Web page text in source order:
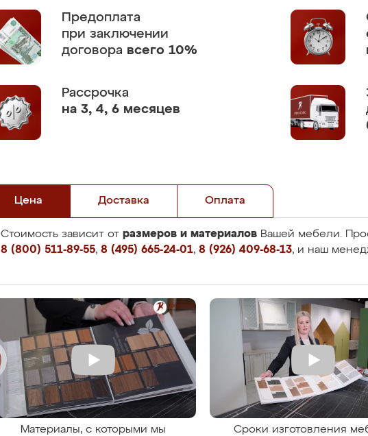
Предоплата
при заключении
договора всего 10%
Рассрочка
на 3, 4, 6 месяцев
Цена Доставка Оплата
Стоимость зависит от размеров и материалов Вашей мебели.
8 (800) 511-89-55, 8 (495) 665-24-01, 8 (926) 409-68-13, и наш
Материалы, с которыми мы
Сроки изготовления